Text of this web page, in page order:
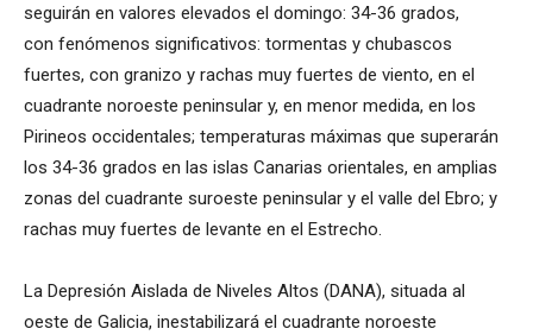
seguirán en valores elevados el domingo: 34-36 grados,
con fenómenos significativos: tormentas y chubascos
fuertes, con granizo y rachas muy fuertes de viento, en el
cuadrante noroeste peninsular y, en menor medida, en los
Pirineos occidentales; temperaturas máximas que superarán
los 34-36 grados en las islas Canarias orientales, en amplias
zonas del cuadrante suroeste peninsular y el valle del Ebro; y
rachas muy fuertes de levante en el Estrecho.
La Depresión Aislada de Niveles Altos (DANA), situada al
oeste de Galicia, inestabilizará el cuadrante noroeste